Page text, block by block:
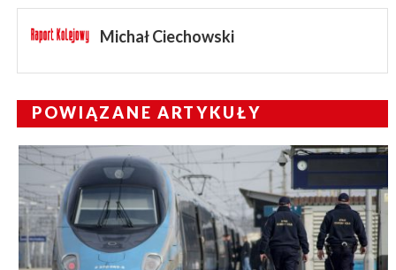
Michał Ciechowski
POWIĄZANE ARTYKUŁY